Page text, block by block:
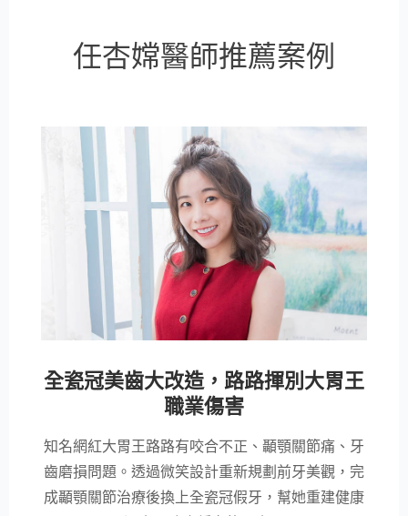
任杏嫦醫師推薦案例
全瓷冠美齒大改造，路路揮別大胃王
職業傷害
知名網紅大胃王路路有咬合不正、顳顎關節痛、牙
齒磨損問題。透過微笑設計重新規劃前牙美觀，完
成顳顎關節治療後換上全瓷冠假牙，幫她重建健康